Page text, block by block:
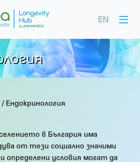
EN
/ Ендокринология
в България има
от тези социално значими
определени условия могат да